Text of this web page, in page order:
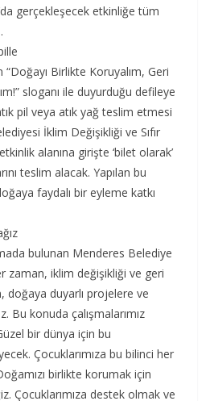
gerçekleşecek etkinliğe tüm
Birlikte Koruyalım, Geri
sloganı ile duyurduğu defileye
pil veya atık yağ teslim etmesi
İklim Değişikliği ve Sıfır
alanına girişte ‘bilet olarak’
teslim alacak. Yapılan bu
faydalı bir eyleme katkı
bulunan Menderes Belediye
zaman, iklim değişikliği ve geri
doğaya duyarlı projelere ve
Bu konuda çalışmalarımız
bir dünya için bu
Çocuklarımıza bu bilinci her
birlikte korumak için
Çocuklarımıza destek olmak ve